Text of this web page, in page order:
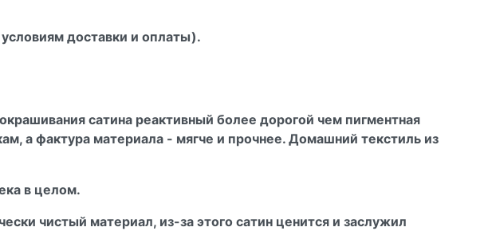
доставки и оплаты).
сатина реактивный более дорогой чем пигментная
а фактура материала - мягче и прочнее. Домашний текстиль из
в целом.
чистый материал, из-за этого сатин ценится и заслужил